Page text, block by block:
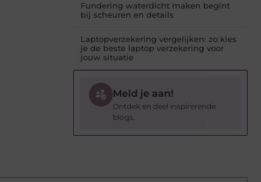
Fundering waterdicht maken begint
bij scheuren en details
Laptopverzekering vergelijken: zo kies
je de beste laptop verzekering voor
jouw situatie
Meld je aan!
Ontdek en deel inspirerende
blogs.